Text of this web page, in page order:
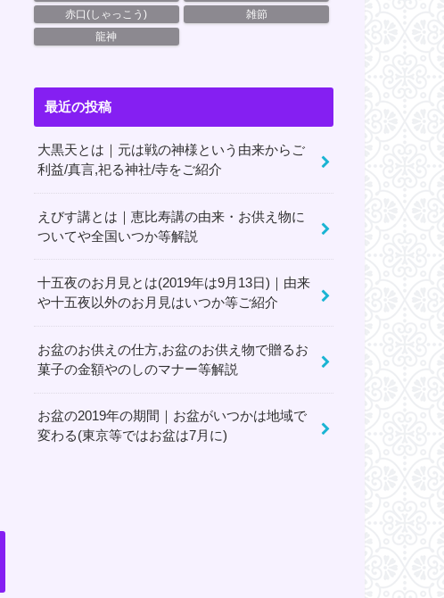
赤口(しゃっこう)
雑節
龍神
最近の投稿
大黒天とは｜元は戦の神様という由来からご
利益/真言,祀る神社/寺をご紹介
えびす講とは｜恵比寿講の由来・お供え物に
ついてや全国いつか等解説
十五夜のお月見とは(2019年は9月13日)｜由来
や十五夜以外のお月見はいつか等ご紹介
お盆のお供えの仕方,お盆のお供え物で贈るお
菓子の金額やのしのマナー等解説
お盆の2019年の期間｜お盆がいつかは地域で
変わる(東京等ではお盆は7月に)